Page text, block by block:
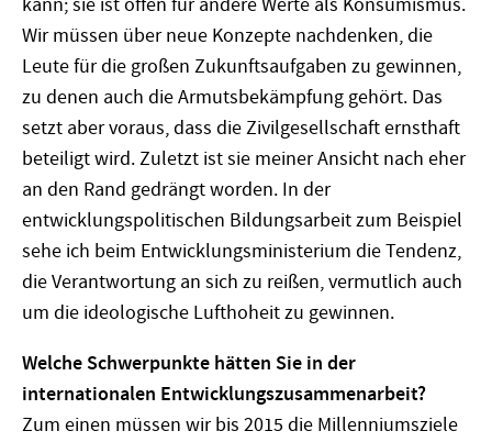
kann; sie ist offen für andere Werte als Konsumismus.
Wir müssen über neue Konzepte nachdenken, die
Leute für die großen Zukunftsaufgaben zu gewinnen,
zu denen auch die Armutsbekämpfung gehört. Das
setzt aber voraus, dass die Zivilgesellschaft ernsthaft
beteiligt wird. Zuletzt ist sie meiner Ansicht nach eher
an den Rand gedrängt worden. In der
entwicklungspolitischen Bildungsarbeit zum Beispiel
sehe ich beim Entwicklungsministerium die Tendenz,
die Verantwortung an sich zu reißen, vermutlich auch
um die ideologische Lufthoheit zu gewinnen.
Welche Schwerpunkte hätten Sie in der
internationalen Entwicklungszusammenarbeit?
Zum einen müssen wir bis 2015 die Millenniumsziele